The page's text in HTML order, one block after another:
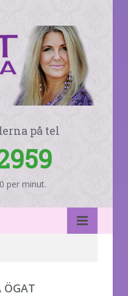
på tel
per minut.
ÖGAT